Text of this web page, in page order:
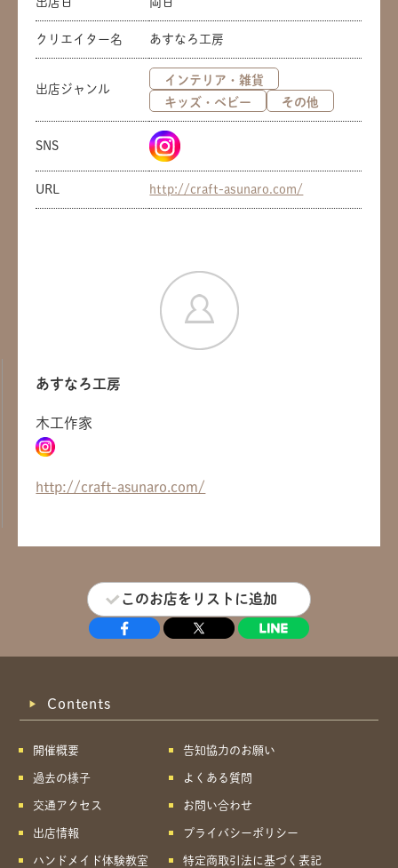
クリエイター名 あすなろ工房
出店ジャンル
インテリア・雑貨
キッズ・ベビー
その他
SNS
URL http://craft-asunaro.com/
あすなろ工房
木工作家
http://craft-asunaro.com/
このお店をリストに追加
Contents
開催概要
過去の様子
交通アクセス
出店情報
ハンドメイド体験教室
告知協力のお願い
よくある質問
お問い合わせ
プライバシーポリシー
特定商取引法に基づく表記